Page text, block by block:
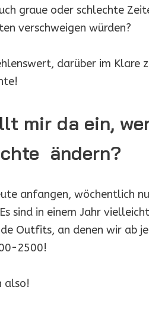
graue oder schlechte
verschweigen würden?
darüber im Klare
mir da ein,
ändern?
anfangen, wöchentlich
sind in einem Jahr
Outfits, an denen wir ab
2500!
also!